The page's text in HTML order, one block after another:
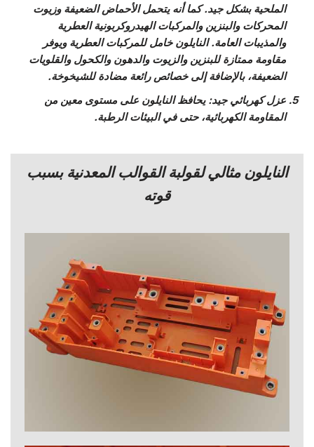
الملحية بشكل جيد. كما أنه يتحمل الأحماض الضعيفة وزيوت
المحركات والبنزين والمركبات الهيدروكربونية العطرية
والمذيبات العامة. النايلون خامل للمركبات العطرية ويوفر
مقاومة ممتازة للبنزين والزيوت والدهون والكحول والقلويات
الضعيفة، بالإضافة إلى خصائص رائعة مضادة للشيخوخة.
عزل كهربائي جيد: يحافظ النايلون على مستوى معين من
المقاومة الكهربائية، حتى في البيئات الرطبة.
النايلون مثالي لقولبة القوالب المعدنية بسبب
قوته